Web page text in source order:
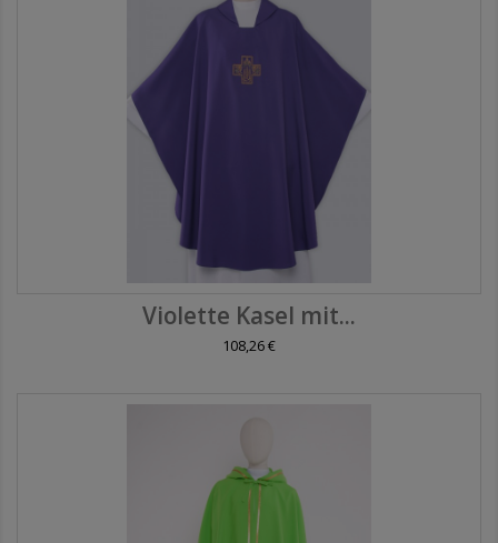
Violette Kasel mit...
108,26 €